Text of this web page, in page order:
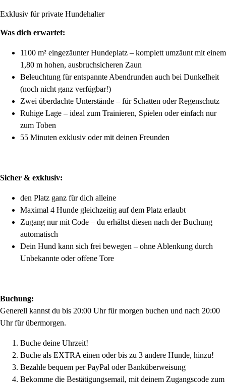
Exklusiv für private Hundehalter
Was dich erwartet:
1100 m² eingezäunter Hundeplatz – komplett umzäunt mit einem
1,80 m hohen, ausbruchsicheren Zaun
Beleuchtung für entspannte Abendrunden auch bei Dunkelheit
(noch nicht ganz verfügbar!)
Zwei überdachte Unterstände – für Schatten oder Regenschutz
Ruhige Lage – ideal zum Trainieren, Spielen oder einfach nur
zum Toben
55 Minuten exklusiv oder mit deinen Freunden
Sicher & exklusiv:
den Platz ganz für dich alleine
Maximal 4 Hunde gleichzeitig auf dem Platz erlaubt
Zugang nur mit Code – du erhältst diesen nach der Buchung
automatisch
Dein Hund kann sich frei bewegen – ohne Ablenkung durch
Unbekannte oder offene Tore
Buchung:
Generell kannst du bis 20:00 Uhr für morgen buchen und nach 20:00
Uhr für übermorgen.
Buche deine Uhrzeit!
Buche als EXTRA einen oder bis zu 3 andere Hunde, hinzu!
Bezahle bequem per PayPal oder Banküberweisung
Bekomme die Bestätigungsemail, mit deinem Zugangscode zum